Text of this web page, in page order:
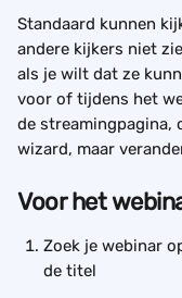
Standaard kunnen
andere kijkers niet
als je wilt dat ze
voor of tijdens het
de
wizard, maar
Voor het
Zoek je webinar
de titel